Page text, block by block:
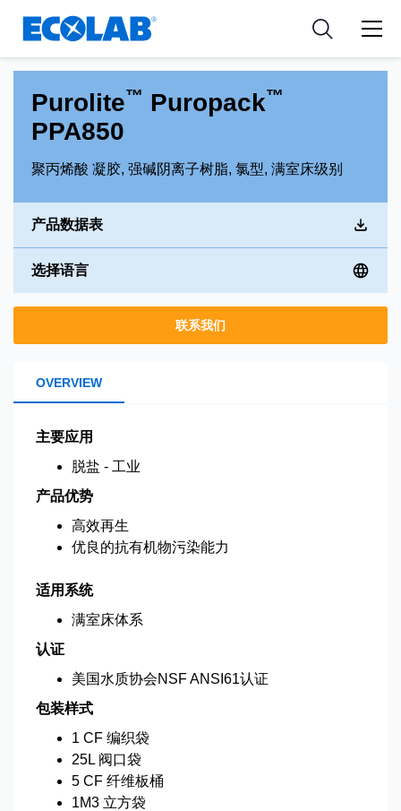
Resources
应用
Nutraceuticals
新闻和活动
工具
Purolite™ Puropack™
PPA850
聚丙烯酸 凝胶, 强碱阴离子树脂, 氯型, 满室床级别
产品数据表
选择语言
联系我们
OVERVIEW
主要应用
脱盐 - 工业
产品优势
高效再生
优良的抗有机物污染能力
适用系统
满室床体系
认证
美国水质协会NSF ANSI61认证
包装样式
1 CF 编织袋
25L 阀口袋
5 CF 纤维板桶
1M3 立方袋